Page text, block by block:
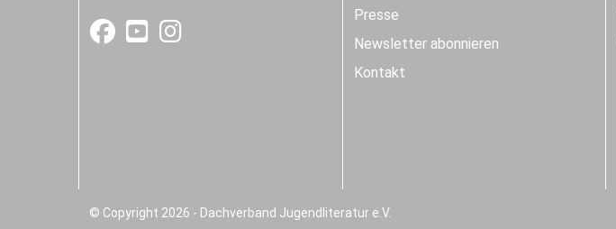
Presse
Newsletter abonnieren
Kontakt
© Copyright 2026 - Dachverband Jugendliteratur e.V.